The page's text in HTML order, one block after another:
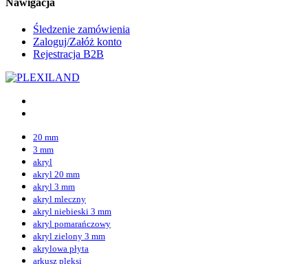
Śledzenie zamówienia
Zaloguj/Załóż konto
Rejestracja B2B
20 mm
3 mm
akryl
akryl 20 mm
akryl 3 mm
akryl mleczny
akryl niebieski 3 mm
akryl pomarańczowy
akryl zielony 3 mm
akrylowa płyta
arkusz pleksi